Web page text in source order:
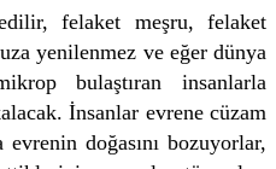
felaket meşru, felaket
yenilenmez ve eğer dünya
bulaştıran insanlarla
İnsanlar evrene cüzam
doğasını bozuyorlar,